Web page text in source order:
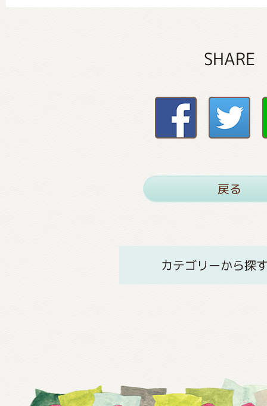
SHARE
戻る
カテゴリーから探